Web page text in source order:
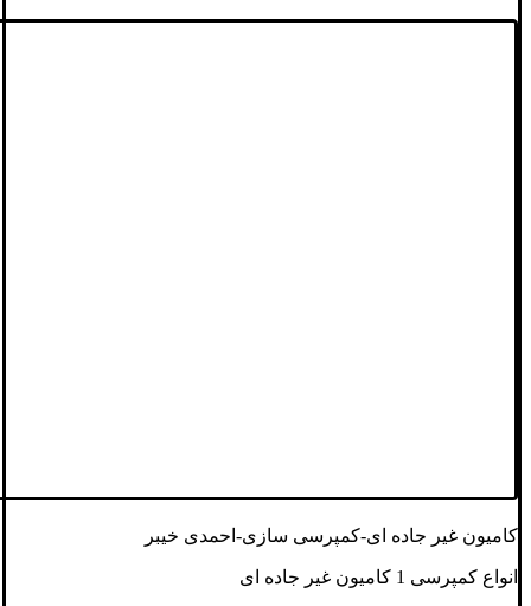
کامیون غیر جاده ای-کمپرسی سازی-احمدی خیبر
انواع کمپرسی 1 کامیون غیر جاده ای